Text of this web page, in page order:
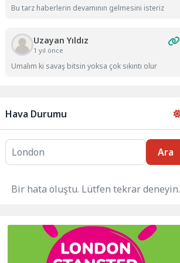
Bu tarz haberlerin devamının gelmesini isteriz
Uzayan Yıldız
1 yıl önce
Umalım ki savaş bitsin yoksa çok sıkıntı olur
Hava Durumu
Ara
Bir hata oluştu. Lütfen tekrar deneyin.